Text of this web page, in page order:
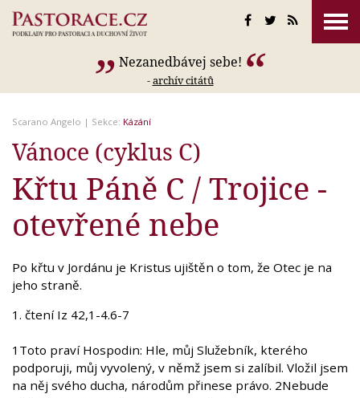
Nezanedbávej sebe!
-archív citátů
Scarano Angelo | Sekce: Kázání
Vánoce (cyklus C)
Křtu Páně C / Trojice -
otevřené nebe
Po křtu v Jordánu je Kristus ujištěn o tom, že Otec je na
jeho straně.
1. čtení Iz 42,1-4.6-7
1Toto praví Hospodin: Hle, můj Služebník, kterého
podporuji, můj vyvolený, v němž jsem si zalíbil. Vložil jsem
na něj svého ducha, národům přinese právo. 2Nebude